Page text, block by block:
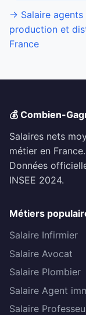
→ Salaire
production et
France
💰 Combien-
Salaires nets
métier en France.
Données
INSEE 2024.
Métiers
Salaire Infirmier
Salaire Avocat
Salaire Plombier
Salaire Agent
Salaire